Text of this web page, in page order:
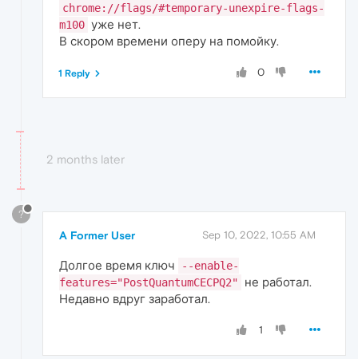
chrome://flags/#temporary-unexpire-flags-
m100 уже нет.
В скором времени оперу на помойку.
0
1 Reply
2 months later
?
A Former User Sep 10, 2022, 10:55 AM
Долгое время ключ
--enable-
features="PostQuantumCECPQ2"
не работал.
Недавно вдруг заработал.
1